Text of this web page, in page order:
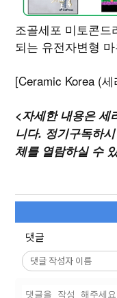
조골세포 미토콘드
되는 유전자변형
[Ceramic Korea (
<자세한 내용은 세
니다. 정기구독하
체를 열람하실 수
댓글